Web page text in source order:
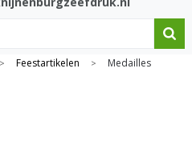
> Feestartikelen > Medailles